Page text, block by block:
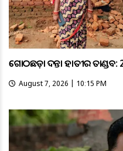
ଗୋଠଛଡ଼ା ଦନ୍ତା ହାତୀର ତାଣ୍ଡବ:
August 7, 2026 | 10:15 PM